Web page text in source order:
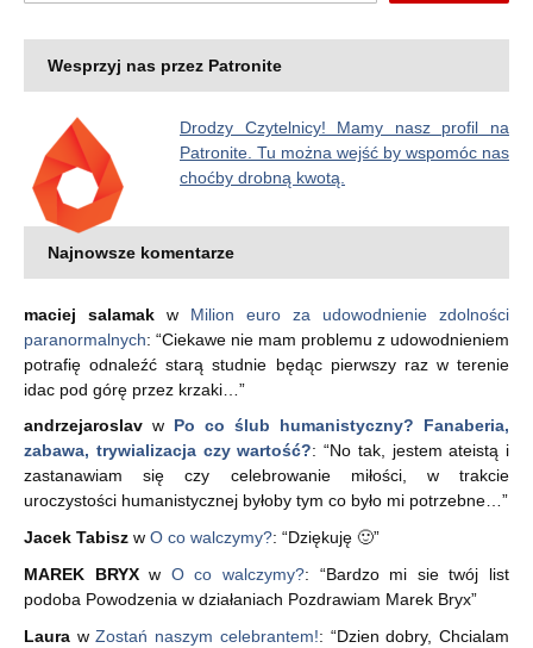
Wesprzyj nas przez Patronite
Drodzy Czytelnicy! Mamy nasz profil na
Patronite. Tu można wejść by wspomóc nas
choćby drobną kwotą.
Najnowsze komentarze
maciej salamak w Milion euro za udowodnienie zdolności
paranormalnych: “Ciekawe nie mam problemu z udowodnieniem
potrafię odnaleźć starą studnie będąc pierwszy raz w terenie
idac pod górę przez krzaki… ”
andrzejaroslav w Po co ślub humanistyczny? Fanaberia,
zabawa, trywializacja czy wartość?: “No tak, jestem ateistą i
zastanawiam się czy celebrowanie miłości, w trakcie
uroczystości humanistycznej byłoby tym co było mi potrzebne…”
Jacek Tabisz w O co walczymy?: “Dziękuję 🙂”
MAREK BRYXw O co walczymy?: “Bardzo mi sie twój list
podoba Powodzenia w działaniach Pozdrawiam Marek Bryx”
Laura wZostań naszym celebrantem!: “Dzien dobry, Chcialam